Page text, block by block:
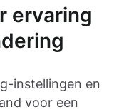
ervaring
instellingen en
voor een